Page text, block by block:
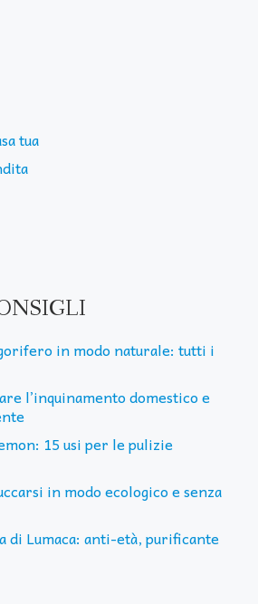
tua
in modo naturale: tutti i
l’inquinamento domestico e
15 usi per le pulizie
in modo ecologico e senza
di Lumaca: anti-età, purificante